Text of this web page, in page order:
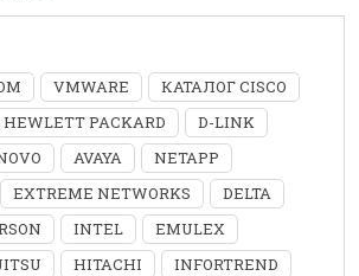
VMWARE
КАТАЛОГ CISCO
HEWLETT PACKARD
D-LINK
AVAYA
NETAPP
EXTREME NETWORKS
DELTA
INTEL
EMULEX
HITACHI
INFORTREND